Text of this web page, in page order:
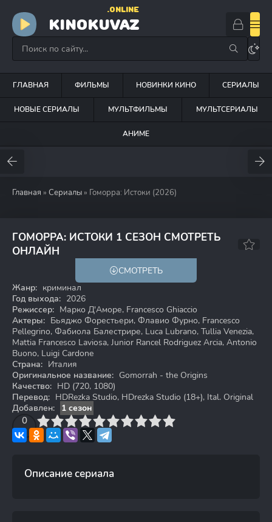
KINOKUVAZ
.ONLINE
ГЛАВНАЯ ФИЛЬМЫ НОВИНКИ КИНО СЕРИАЛЫ
НОВЫЕ СЕРИАЛЫ МУЛЬТФИЛЬМЫ МУЛЬТСЕРИАЛЫ
АНИМЕ
Главная » Сериалы » Гоморра: Истоки (2026)
ГОМОРРА: ИСТОКИ 1 СЕЗОН СМОТРЕТЬ
ОНЛАЙН
СМОТРЕТЬ
Жанр: криминал
Год выхода: 2026
Режиссер: Марко Д'Аморе, Francesco Ghiaccio
Актеры: Бьяджо Форестьери, Флавио Фурно, Francesco
Pellegrino, Фабиола Балестрире, Luca Lubrano, Tullia Venezia,
Mattia Francesco Laviosa, Junior Rancel Rodriguez Arcia, Antonio
Buono, Luigi Cardone
Страна: Италия
Оригинальное название: Gomorrah - the Origins
Качество: HD (720, 1080)
Перевод: HDRezka Studio, HDrezka Studio (18+), Ital. Original
Добавлен:
1 сезон
0
4 6 7 8 9 10
Описание сериала